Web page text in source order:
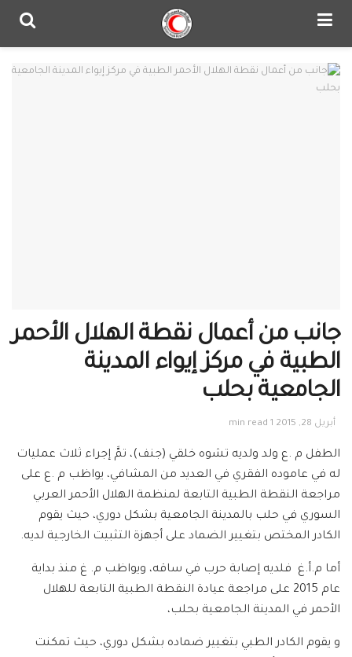
جانب من أعمال نقطة الهلال الأحمر
الطبية في مركز إيواء المدينة
الجامعية بحلب
أبريل 28, 2015 1 min read
الطفل م .ع ولد ولديه تشوه خلقي (جنف)، تمَّ إجراء ثلاث عمليات
له في عاموده الفقري في العديد من المشافي، يواظب م .ع على
مراجعة النقطة الطبية التابعة لمنظمة الهلال الأحمر العربي
السوري في حلب بالمدينة الجامعية بشكل دوري، حيث يقوم
الكادر المختص بتغيير الضماد على أجهزة التثبيت الخارجية لديه.
أما م.أ.غ فلديه إصابة حرب في ساقه، ويواظب م. غ منذ بداية
عام 2015 على مراجعة عيادة النقطة الطبية التابعة للهلال
الأحمر في المدينة الجامعية بحلب،
و يقوم الكادر الطبي بتغيير ضماده بشكل دوري، حيث تمكنت